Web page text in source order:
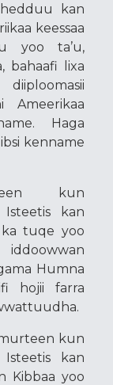
kan
keessaa
yoo ta’u,
bahaafi lixa
Ameerikaa
Haga
kenname
kun
Isteetis kan
ka tuqe yoo
Humna
hojii farra
kun
Isteetis kan
Kibbaa yoo